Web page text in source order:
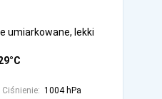
umiarkowane, lekki
Ciśnienie: 1004 hPa